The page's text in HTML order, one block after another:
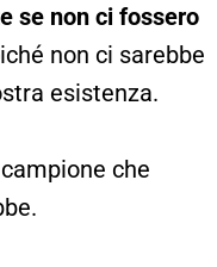
se non ci fossero
non ci sarebbe
esistenza.
che